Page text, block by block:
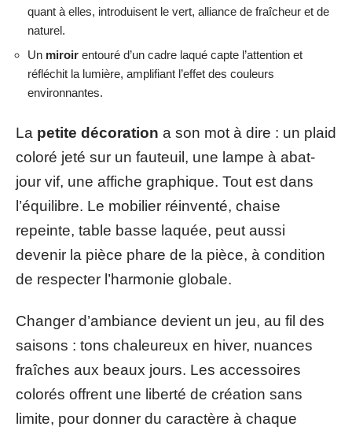
quant à elles, introduisent le vert, alliance de fraîcheur et de
naturel.
Un miroir entouré d’un cadre laqué capte l’attention et
réfléchit la lumière, amplifiant l’effet des couleurs
environnantes.
La petite décoration a son mot à dire : un plaid
coloré jeté sur un fauteuil, une lampe à abat-
jour vif, une affiche graphique. Tout est dans
l’équilibre. Le mobilier réinventé, chaise
repeinte, table basse laquée, peut aussi
devenir la pièce phare de la pièce, à condition
de respecter l’harmonie globale.
Changer d’ambiance devient un jeu, au fil des
saisons : tons chaleureux en hiver, nuances
fraîches aux beaux jours. Les accessoires
colorés offrent une liberté de création sans
limite, pour donner du caractère à chaque